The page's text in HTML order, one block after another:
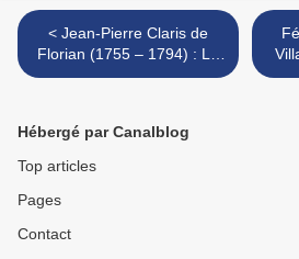
< Jean-Pierre Claris de
Florian (1755 – 1794) : La
guenon, le singe et la noix
Hébergé par Canalblog
Top articles
Pages
Contact